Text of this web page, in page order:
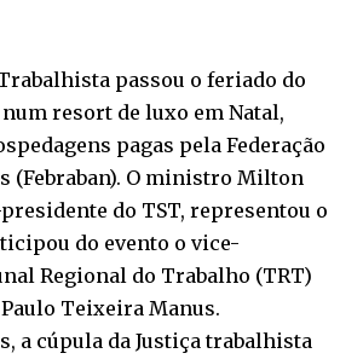
passou o feriado do
resort de luxo em Natal,
pagas pela Federação
(Febraban). O ministro Milton
do TST, representou o
do evento o vice-
Regional do Trabalho (TRT)
Paulo Teixeira Manus.
a cúpula da Justiça trabalhista